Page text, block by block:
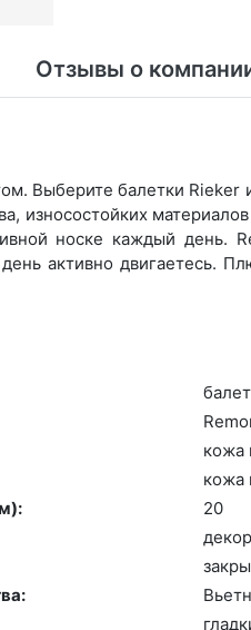
Отзывы о
Выберите ба­лет­ки Rieker
износостойких
носке каждый день.
активно двигаетесь.
ко­жа
ко­жа
20